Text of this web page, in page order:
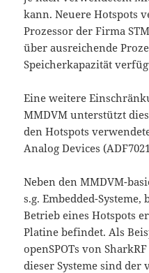
kann. Neuere Hotspots
Prozessor der Firma
über ausreichende
Speicherkapazität
Eine weitere
MMDVM unterstützt
den Hotspots
Analog Devices
Neben den MMDVM-
s.g. Embedded-
Betrieb eines Hotspots
Platine befindet. Als
openSPOTs von
dieser Systeme sind der